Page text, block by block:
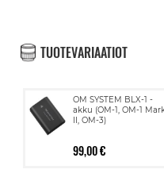
TUOTEVARIAATIOT
OM SYSTEM BLX-1 -
akku (OM-1, OM-1
II, OM-3)
99,00 €